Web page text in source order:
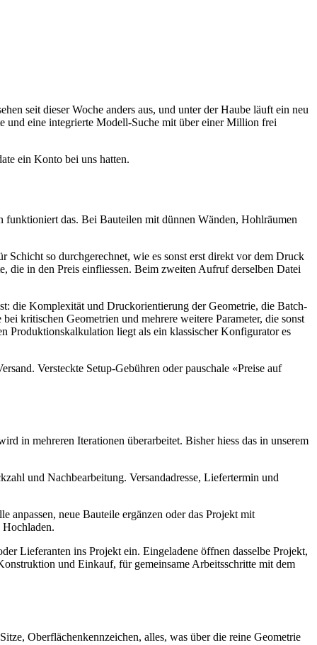
seit dieser Woche anders aus, und unter der Haube läuft ein neu
und eine integrierte Modell-Suche mit über einer Million frei
ein Konto bei uns hatten.
das. Bei Bauteilen mit dünnen Wänden, Hohlräumen
Schicht so durchgerechnet, wie es sonst erst direkt vor dem Druck
die in den Preis einfliessen. Beim zweiten Aufruf derselben Datei
die Komplexität und Druckorientierung der Geometrie, die Batch-
kritischen Geometrien und mehrere weitere Parameter, die sonst
Produktionskalkulation liegt als ein klassischer Konfigurator es
Versteckte Setup-Gebühren oder pauschale «Preise auf
in mehreren Iterationen überarbeitet. Bisher hiess das in unserem
und Nachbearbeitung. Versandadresse, Liefertermin und
anpassen, neue Bauteile ergänzen oder das Projekt mit
Lieferanten ins Projekt ein. Eingeladene öffnen dasselbe Projekt,
und Einkauf, für gemeinsame Arbeitsschritte mit dem
Oberflächenkennzeichen, alles, was über die reine Geometrie